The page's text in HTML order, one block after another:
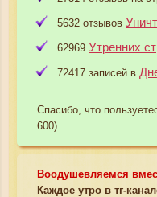
5632 отзывов
62969 Утренних
72417 записей в
Спасибо, что
600)
Воодушевляемся
Каждое утро в тг-